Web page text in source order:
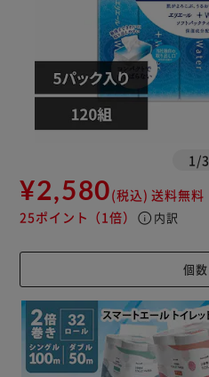
1 /3
¥2,580(税込) 送料無料
25ポイント （1倍） info 内訳